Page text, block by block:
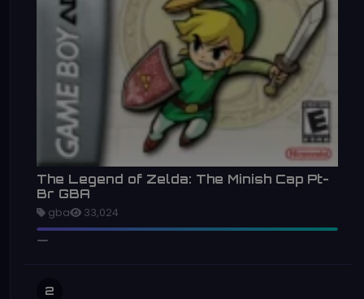
The Legend of Zelda: The Minish Cap Pt-
Br GBA
gba 33,024
2